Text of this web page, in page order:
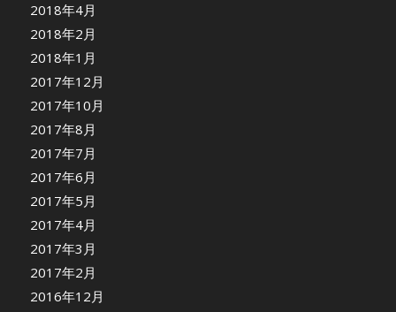
2018年4月
2018年2月
2018年1月
2017年12月
2017年10月
2017年8月
2017年7月
2017年6月
2017年5月
2017年4月
2017年3月
2017年2月
2016年12月